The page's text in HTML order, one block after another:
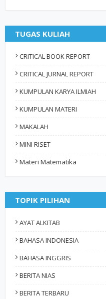
TUGAS KULIAH
CRITICAL BOOK REPORT
CRITICAL JURNAL REPORT
KUMPULAN KARYA ILMIAH
KUMPULAN MATERI
MAKALAH
MINI RISET
Materi Matematika
TOPIK PILIHAN
AYAT ALKITAB
BAHASA INDONESIA
BAHASA INGGRIS
BERITA NIAS
BERITA TERBARU